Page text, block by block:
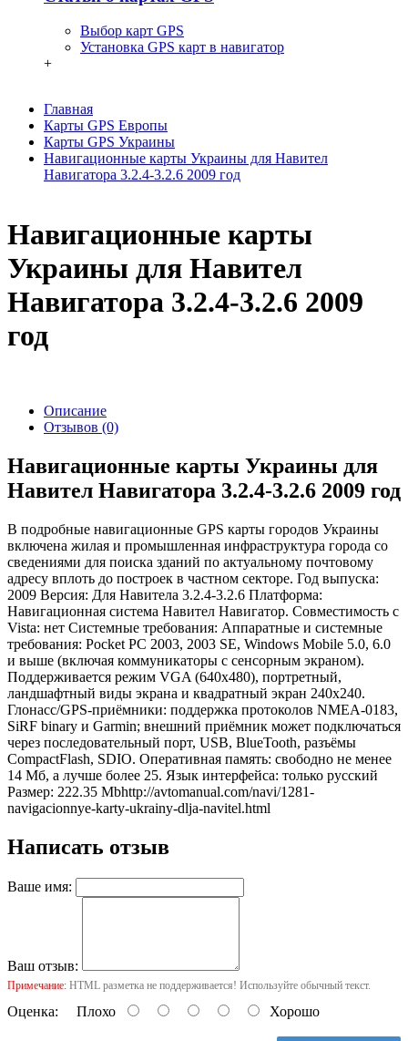
Выбор карт GPS
Установка GPS карт в навигатор
+
Главная
Карты GPS Европы
Карты GPS Украины
Навигационные карты Украины для Навител
Навигатора 3.2.4-3.2.6 2009 год
Навигационные карты
Украины для Навител
Навигатора 3.2.4-3.2.6 2009
год
Описание
Отзывов (0)
Навигационные карты Украины для
Навител Навигатора 3.2.4-3.2.6 2009 год
В подробные навигационные GPS карты городов Украины
включена жилая и промышленная инфраструктура города со
сведениями для поиска зданий по актуальному почтовому
адресу вплоть до построек в частном секторе. Год выпуска:
2009 Версия: Для Навитела 3.2.4-3.2.6 Платформа:
Навигационная система Навител Навигатор. Совместимость с
Vista: нет Системные требования: Аппаратные и системные
требования: Pocket PC 2003, 2003 SE, Windows Mobile 5.0, 6.0
и выше (включая коммуникаторы с сенсорным экраном).
Поддерживается режим VGA (640x480), портретный,
ландшафтный виды экрана и квадратный экран 240х240.
Глонасc/GPS-приёмники: поддержка протоколов NMEA-0183,
SiRF binary и Garmin; внешний приёмник может подключаться
через последовательный порт, USB, BlueTooth, разъёмы
CompactFlash, SDIO. Оперативная память: свободно не менее
14 Мб, а лучше более 25. Язык интерфейса: только русский
Размер: 222.35 Mbhttp://avtomanual.com/navi/1281-
navigacionnye-karty-ukrainy-dlja-navitel.html
Написать отзыв
Ваше имя:
Ваш отзыв:
Примечание: HTML разметка не поддерживается! Используйте обычный текст.
Оценка: Плохо Хорошо